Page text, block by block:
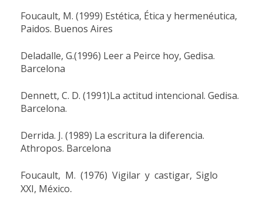
Foucault, M. (1999) Estética, Ética y hermenéutica,
Paidos. Buenos Aires
Deladalle, G.(1996) Leer a Peirce hoy, Gedisa.
Barcelona
Dennett, C. D. (1991)La actitud intencional. Gedisa.
Barcelona.
Derrida. J. (1989) La escritura la diferencia.
Athropos. Barcelona
Foucault, M. (1976) Vigilar y castigar, Siglo
XXI, México.